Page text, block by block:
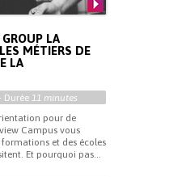
LA
MÉTIERS DE
LA
- Durée 11 minutes
pour de
Campus vous
et des écoles
Et pourquoi pas...